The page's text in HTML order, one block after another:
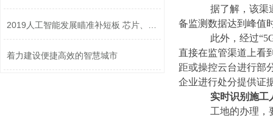
着力建设便捷高效的智慧城市
据了解，该渠道
备监测数据达到峰值
此外，经过
直接在监管渠道上看
距或操控云台进行部
企业进行处分提供证
实时识别施工
工地的办理，要